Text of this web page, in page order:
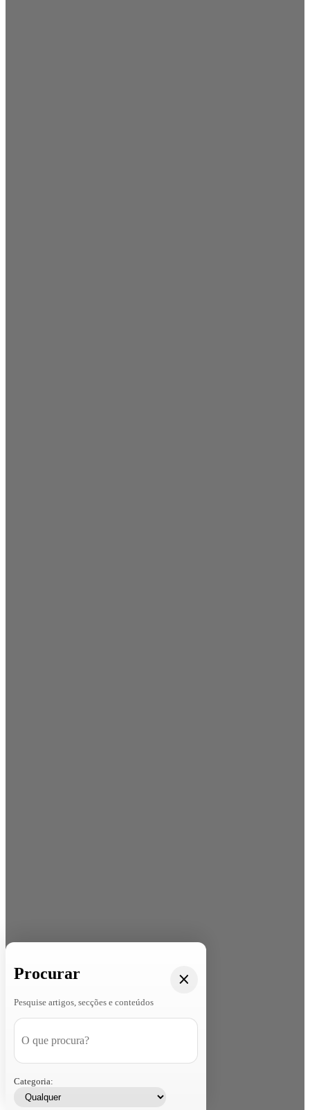
Procurar
Pesquise artigos, secções e conteúdos
Categoria: